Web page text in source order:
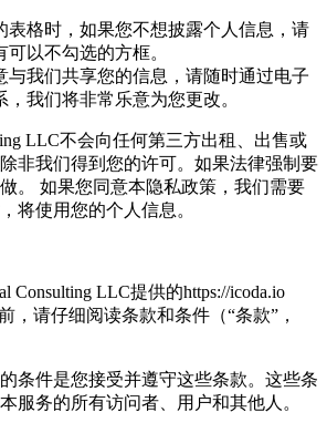
表格时，如果您不想披露个人信息，请
以不勾选的方框。
与我们共享您的信息，请随时通过电子
，我们将非常乐意为您更改。
LLC不会向任何第三方出租、出售或
非我们得到您的许可。如果法律强制要
。 如果您同意本隐私政策，我们需要
将使用您的个人信息。
Consulting LLC提供的https://icoda.io
，请仔细阅读条款和条件（“条款”，
条件是您接受并遵守这些条款。这些条
服务的所有访问者、用户和其他人。